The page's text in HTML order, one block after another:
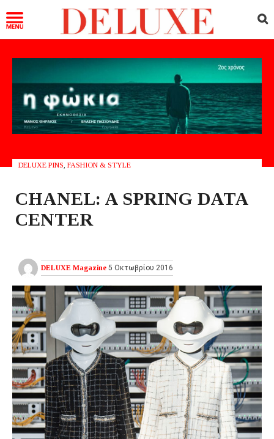
DELUXE PINS FASHION & STYLE
CHANEL: A SPRING DATA
CENTER
DELUXE Magazine 5 Οκτωβρίου 2016